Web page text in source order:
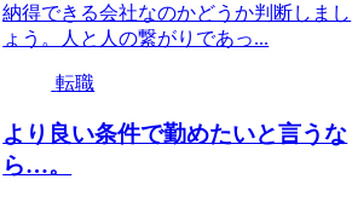
納得できる会社なのかどうか判断しまし
ょう。人と人の繋がりであっ...
転職
より良い条件で勤めたいと言うな
ら…。